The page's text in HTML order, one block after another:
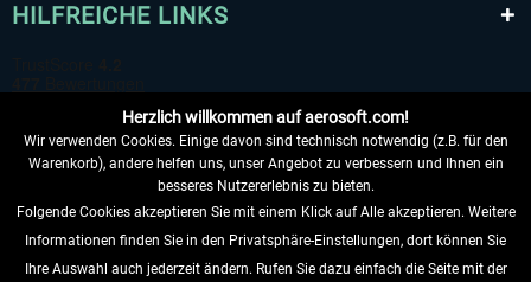
HILFREICHE LINKS
VERTRAG WIDERRUFEN
Herzlich willkommen auf aerosoft.com!
Wir verwenden Cookies. Einige davon sind technisch notwendig (z.B. für den
Warenkorb), andere helfen uns, unser Angebot zu verbessern und Ihnen ein
besseres Nutzererlebnis zu bieten.
Folgende Cookies akzeptieren Sie mit einem Klick auf Alle akzeptieren. Weitere
Informationen finden Sie in den Privatsphäre-Einstellungen, dort können Sie
Ihre Auswahl auch jederzeit ändern. Rufen Sie dazu einfach die Seite mit der